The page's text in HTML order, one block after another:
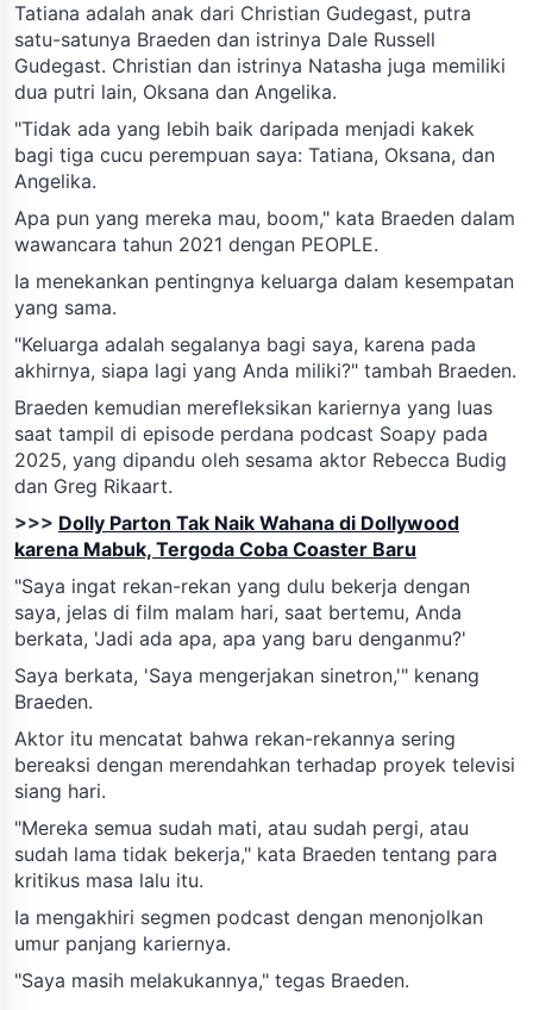
Tatiana adalah anak dari Christian Gudegast, putra
satu-satunya Braeden dan istrinya Dale Russell
Gudegast. Christian dan istrinya Natasha juga memiliki
dua putri lain, Oksana dan Angelika.
"Tidak ada yang lebih baik daripada menjadi kakek
bagi tiga cucu perempuan saya: Tatiana, Oksana, dan
Angelika.
Apa pun yang mereka mau, boom," kata Braeden dalam
wawancara tahun 2021 dengan PEOPLE.
Ia menekankan pentingnya keluarga dalam kesempatan
yang sama.
"Keluarga adalah segalanya bagi saya, karena pada
akhirnya, siapa lagi yang Anda miliki?" tambah Braeden.
Braeden kemudian merefleksikan kariernya yang luas
saat tampil di episode perdana podcast Soapy pada
2025, yang dipandu oleh sesama aktor Rebecca Budig
dan Greg Rikaart.
>>> Dolly Parton Tak Naik Wahana di Dollywood
karena Mabuk, Tergoda Coba Coaster Baru
"Saya ingat rekan-rekan yang dulu bekerja dengan
saya, jelas di film malam hari, saat bertemu, Anda
berkata, 'Jadi ada apa, apa yang baru denganmu?'
Saya berkata, 'Saya mengerjakan sinetron,'" kenang
Braeden.
Aktor itu mencatat bahwa rekan-rekannya sering
bereaksi dengan merendahkan terhadap proyek televisi
siang hari.
"Mereka semua sudah mati, atau sudah pergi, atau
sudah lama tidak bekerja," kata Braeden tentang para
kritikus masa lalu itu.
Ia mengakhiri segmen podcast dengan menonjolkan
umur panjang kariernya.
"Saya masih melakukannya," tegas Braeden.